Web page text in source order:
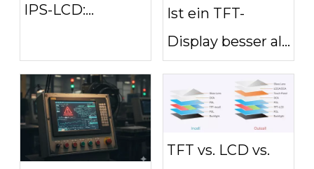
IPS-LCD:
für IPC
Ist ein TFT-
Display besser als
ein AMOLED-
Display?
TFT vs. LCD vs.